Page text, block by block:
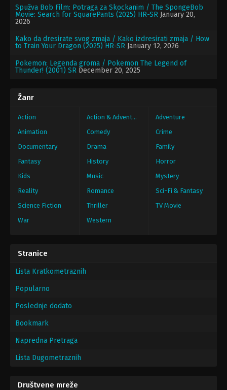
Spužva Bob Film: Potraga za Skockanim / The SpongeBob
Movie: Search for SquarePants (2025) HR-SR January 20,
2026
Kako da dresirate svog zmaja / Kako izdresirati zmaja / How
to Train Your Dragon (2025) HR-SR January 12, 2026
Pokemon: Legenda groma / Pokemon The Legend of
Thunder! (2001) SR December 20, 2025
Žanr
Action Action & Adventure
Adventure
Animation
Comedy
Crime
Documentary
Drama
Family
Fantasy
History
Horror
Kids
Music
Mystery
Reality
Romance
Sci-Fi & Fantasy
Science Fiction
Thriller
TV Movie
War
Western
Stranice
Lista Kratkometraznih
Popularno
Poslednje dodato
Bookmark
Napredna Pretraga
Lista Dugometraznih
Društvene mreže